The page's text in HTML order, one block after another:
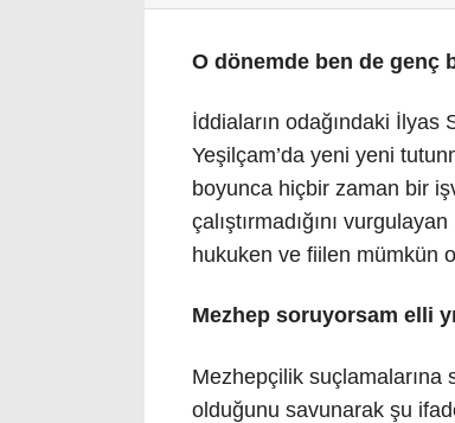
O dönemde ben de genç
İddiaların odağındaki İlyas
Yeşilçam’da yeni yeni
boyunca hiçbir zaman bir
çalıştırmadığını
hukuken ve fiilen mümkün
Mezhep soruyorsam elli
Mezhepçilik suçlamalarına
olduğunu savunarak şu